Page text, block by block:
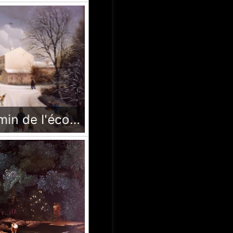
(633)- Sur le chemin de l'école-Paysage de neige-1988- hsb 24x35 cm.